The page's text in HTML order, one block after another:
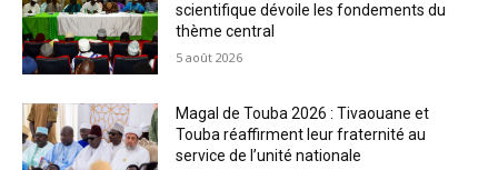
scientifique dévoile les fondements du
thème central
5 août 2026
Magal de Touba 2026 : Tivaouane et
Touba réaffirment leur fraternité au
service de l’unité nationale